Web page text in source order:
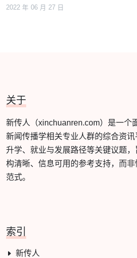
2022 年 06 月 27 日
关于
新传人（xinchuanren.com）是一个
新闻传播学相关专业人群的综合资讯
升学、就业与发展路径等关键议题，
构清晰、信息可用的参考支持，而
范式。
索引
新传人